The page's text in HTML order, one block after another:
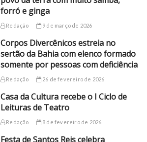
forró e ginga
Redação 9 de março de 2026
Corpos Divercênicos estreia no
sertão da Bahia com elenco formado
somente por pessoas com deficiência
Redação 26 de fevereiro de 2026
Casa da Cultura recebe o I Ciclo de
Leituras de Teatro
Redação 8 de fevereiro de 2026
Festa de Santos Reis celebra